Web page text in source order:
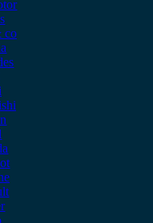
co